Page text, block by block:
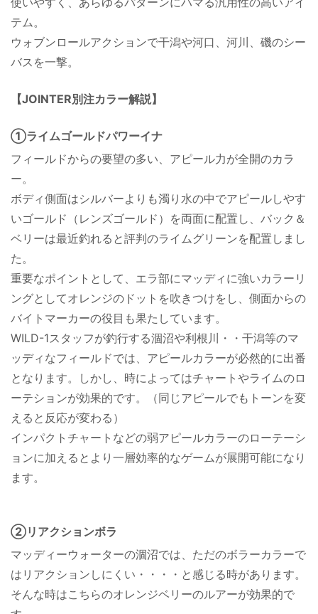
テム。
ウォブンロールアクションで干潟や河口、河川、磯のシー
バスを一撃。
【JOINTER別注カラー解説】
①ライムゴールドパワーイナ
フィールドからの要望の多い、アピール力が全開のカラ
ー。
ボディ側面はシルバーよりも濁り水の中でアピールしやす
いゴールド（レンズゴールド）を両面に配置し、バック＆
ベリーは最近釣れると評判のライムグリーンを配置しまし
た。
重要なポイントとして、エラ部にマッディに強いカラーリ
ングとしてオレンジのドットを吹きつけをし、側面からの
バイトマーカーの役目も果たしています。
WILD-1スタッフが釣行する涸沼や利根川・・干潟等のマ
ッディなフィールドでは、アピールカラーが必然的に出番
となります。しかし、時によってはチャートやライムのロ
ーテションが効果的です。（同じアピールでもトーンを変
えると反応が変わる）
インパクトチャートなどの弱アピールカラーのローテーシ
ョンに加えるとより一層効率的なゲームが展開可能になり
ます。
②リアクションボラ
マッディーウォーターの涸沼では、ただのボラーカラーで
はリアクションしにくい・・・・と感じる時があります。
そんな時はこちらのオレンジベリーのルアーが効果的で